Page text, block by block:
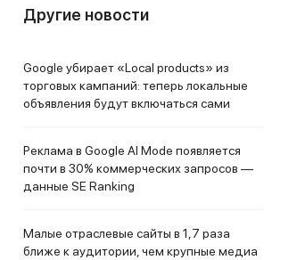
Другие новости
Google убирает «Local products» из
торговых кампаний: теперь локальные
объявления будут включаться сами
Реклама в Google AI Mode появляется
почти в 30% коммерческих запросов —
данные SE Ranking
Малые отраслевые сайты в 1,7 раза
ближе к аудитории, чем крупные медиа